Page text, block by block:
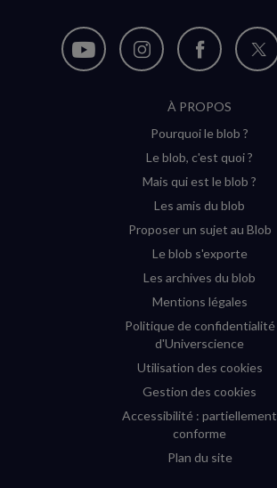
Nous
Nous
Instagram
(nouvelle
Nous
sur
Facebook
(nouvelle
À PROPOS
Pourquoi le blob ?
Le blob, c'est quoi ?
Mais qui est le blob ?
Les amis du blob
Proposer un sujet au Blob
Le blob s'exporte
Les archives du blob
Mentions légales
Politique de confidentialité
d'Universcience
Utilisation des cookies
Gestion des cookies
Accessibilité : partiellement
conforme
Plan du site